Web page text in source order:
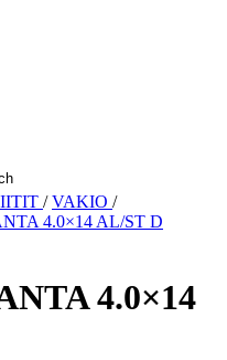
/VAKIO /
4.0×14 AL/ST D
4.0×14